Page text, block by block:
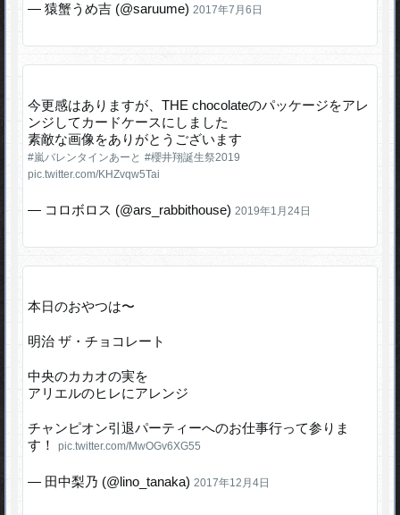
— 猿蟹うめ吉 (@saruume) 2017年7月6日
今更感はありますが、THE chocolateのパッケージをアレ
ンジしてカードケースにしました
素敵な画像をありがとうございます
#嵐バレンタインあーと #櫻井翔誕生祭2019
pic.twitter.com/KHZvqw5Tai
— コロボロス (@ars_rabbithouse) 2019年1月24日
本日のおやつは〜
明治 ザ・チョコレート
中央のカカオの実を
アリエルのヒレにアレンジ
チャンピオン引退パーティーへのお仕事行って参りま
す！pic.twitter.com/MwOGv6XG55
— 田中梨乃 (@lino_tanaka) 2017年12月4日